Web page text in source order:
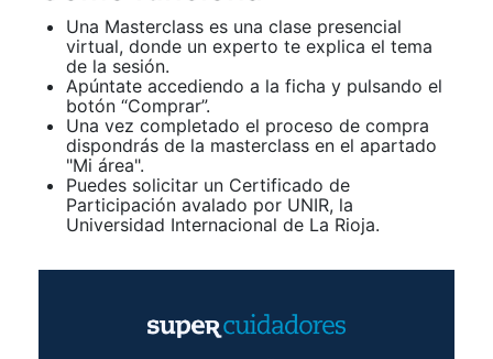
Una Masterclass es una clase presencial
virtual, donde un experto te explica el tema
de la sesión.
Apúntate accediendo a la ficha y pulsando el
botón “Comprar”.
Una vez completado el proceso de compra
dispondrás de la masterclass en el apartado
"Mi área".
Puedes solicitar un Certificado de
Participación avalado por UNIR, la
Universidad Internacional de La Rioja.